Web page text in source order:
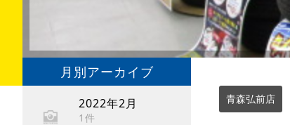
月別アーカイブ
2022年2月
1件
青森弘前店